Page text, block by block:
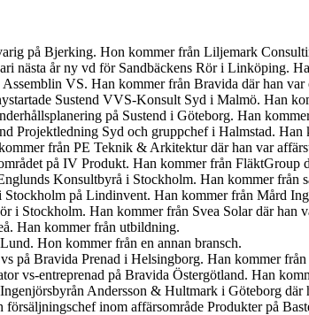
på Bjerking. Hon kommer från Liljemark
nästa år ny vd för Sandbäckens Rör i Linköping.
VS. Han kommer från Bravida där han
Sustend VVS-Konsult Syd i Malmö. Han
på Sustend i Göteborg. Han
Projektledning Syd och gruppchef i Halmstad.
från PE Teknik & Arkitektur där han var
på IV Produkt. Han kommer från
Konsultbyrå i Stockholm. Han kommer från
på Lindinvent. Han kommer från Mård
i Stockholm. Han kommer från Svea Solar där han
Han kommer från utbildning.
Hon kommer från en annan bransch.
på Bravida Prenad i Helsingborg. Han kommer
vs-entreprenad på Bravida Östergötland. Han
Andersson & Hultmark i Göteborg
försäljningschef inom affärsområde Produkter på